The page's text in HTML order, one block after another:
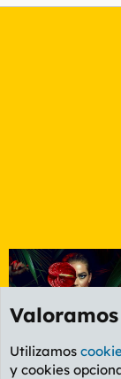
Etiquetas
Utilizamos
y cookies